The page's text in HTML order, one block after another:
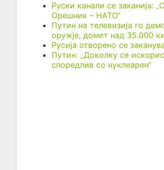
Руски канали се заканија:
Орешник – НАТО“
Путин на телевизија го
оружје, домет над 35.000
Русија отворено се
Путин: „Доколку се
споредлив со нуклеарен“